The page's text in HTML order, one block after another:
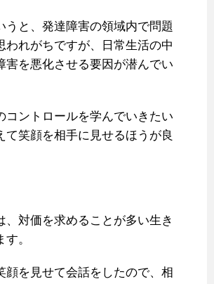
うと、発達障害の領域内で問題
われがちですが、日常生活の中
害を悪化させる要因が潜んでい
コントロールを学んでいきたい
て笑顔を相手に見せるほうが良
、対価を求めることが多い生き
。
顔を見せて会話をしたので、相